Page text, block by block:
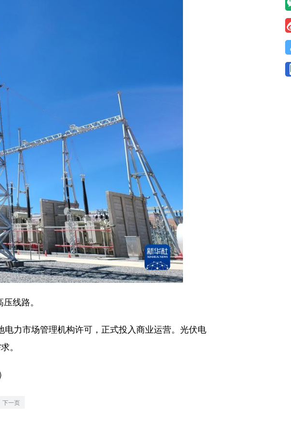
线路。
力市场管理机构许可，正式投入商业运营。光伏电
。
下一页